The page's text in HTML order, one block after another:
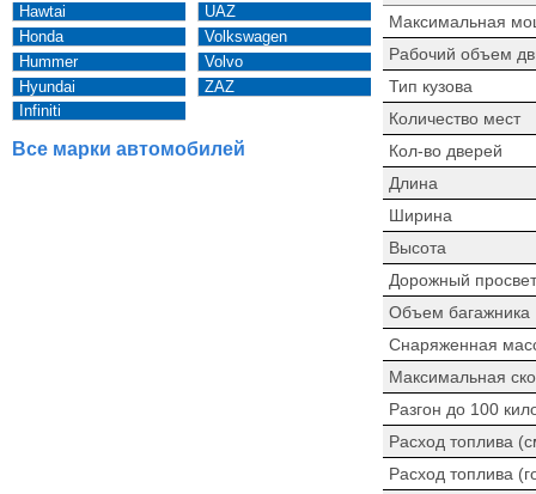
Hawtai
Honda
Hummer
Hyundai
Infiniti
UAZ
Volkswagen
Volvo
ZAZ
Все марки автомобилей
Максимальная
Рабочий объем
Тип кузова
Количество мест
Кол-во дверей
Длина
Ширина
Высота
Дорожный просвет
Объем багажника
Снаряженная
Максимальная
Разгон до 100
Расход топлива
Расход топлива